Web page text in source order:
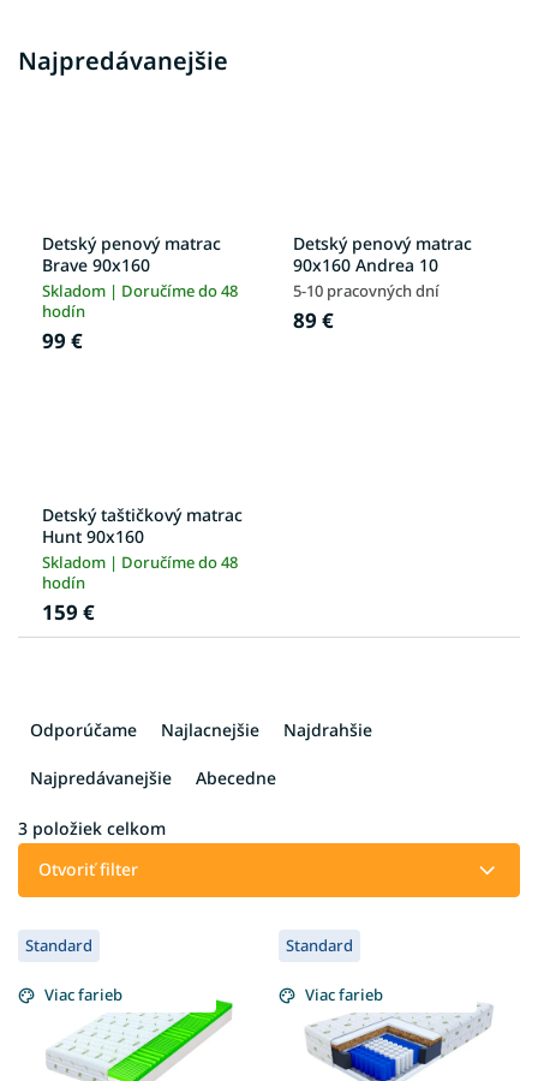
Najpredávanejšie
Detský penový matrac
Brave 90x160
Skladom | Doručíme do 48
hodín
99 €
Detský penový matrac
90x160 Andrea 10
5-10 pracovných dní
89 €
Detský taštičkový matrac
Hunt 90x160
Skladom | Doručíme do 48
hodín
159 €
a
i
p
o
d
u
Odporúčame Najlacnejšie Najdrahšie
Najpredávanejšie Abecedne
3 položiek celkom
Otvoriť filter
V
ý
p
i
Standard
Viac farieb
Standard
Viac farieb